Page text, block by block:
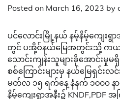
Posted on March 16, 2023 by
ပင်လောင်းမြို့နယ် နမ့်နိမ့်ကျေး
တွင် ပအို့ဝ်နယ်မြေအတွင်းသို့ က
သောင်းကျန်းသူများခိုအောင်းမှု
စစ်ကြောင်းများမှ နယ်မြေရှင်း
မတ်လ ၁၅ ရက်နေ့ နံနက် ၁၀၀၀ န
နိမ့်ကျေးရွာအနီး၌ KNDF,PDF